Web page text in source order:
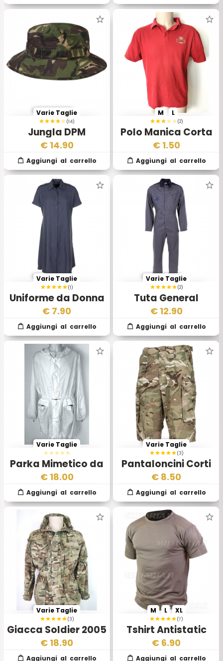
(14)
Jungla DPM
Originale Esercito
Inglese
Varie Taglie
€ 14.90
(2)
Polo Manica Corta
Rossa Reali Poste
Inglesi
M L
€ 1.50
(1)
Uniforme da Donna
Aviazione Esercito
Inglese
Varie Taglie
€ 7.90
(2)
Tuta General
Service Royal Air
Force Inglese
Varie Taglie
€ 12.90
Parka Mimetico da
Neve Esercito
Inglese
Varie Taglie
€ 18.00
(3)
Pantaloncini Corti
Esercito Inglese
Varie Taglie
€ 8.50
(3)
Giacca Soldier 2005
MTP PCS Windproof
UK Army
Varie Taglie
€ 18.90
(7)
Tshirt Antistatic
sand
M L XL
€ 6.90